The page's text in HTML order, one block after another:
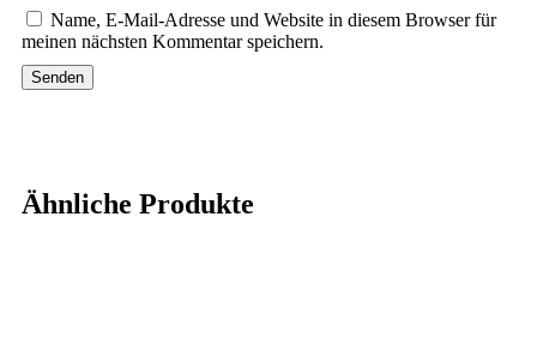
Name, E-Mail-Adresse und Website in diesem Browser für
meinen nächsten Kommentar speichern.
Ähnliche Produkte